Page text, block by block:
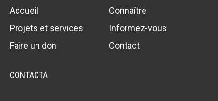
Accueil
Connaître
Projets et services
Informez-vous
Faire un don
Contact
CONTACTA
ESPLAIS